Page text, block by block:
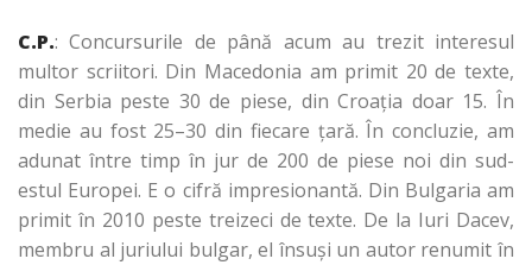
C.P.: Concursurile de până acum au trezit interesul
multor scriitori. Din Macedonia am primit 20 de texte,
din Serbia peste 30 de piese, din Croaţia doar 15. În
medie au fost 25–30 din fiecare ţară. În concluzie, am
adunat între timp în jur de 200 de piese noi din sud-
estul Europei. E o cifră impresionantă. Din Bulgaria am
primit în 2010 peste treizeci de texte. De la Iuri Dacev,
membru al juriului bulgar, el însuşi un autor renumit în